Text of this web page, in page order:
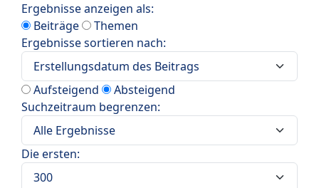
Ergebnisse anzeigen als:
Beiträge
Themen
Ergebnisse sortieren nach:
Aufsteigend
Absteigend
Suchzeitraum begrenzen:
Die ersten: